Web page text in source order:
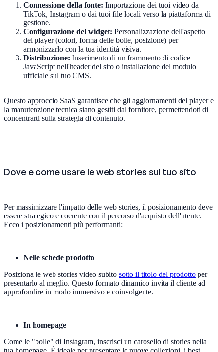
Connessione della fonte: Importazione dei tuoi video da
TikTok, Instagram o dai tuoi file locali verso la piattaforma di
gestione.
Configurazione del widget: Personalizzazione dell'aspetto
del player (colori, forma delle bolle, posizione) per
armonizzarlo con la tua identità visiva.
Distribuzione: Inserimento di un frammento di codice
JavaScript nell'header del sito o installazione del modulo
ufficiale sul tuo CMS.
Questo approccio SaaS garantisce che gli aggiornamenti del player e
la manutenzione tecnica siano gestiti dal fornitore, permettendoti di
concentrarti sulla strategia di contenuto.
Dove e come usare le web stories sul tuo sito
Per massimizzare l'impatto delle web stories, il posizionamento deve
essere strategico e coerente con il percorso d'acquisto dell'utente.
Ecco i posizionamenti più performanti:
Nelle schede prodotto
Posiziona le web stories video subito sotto il titolo del prodotto per
presentarlo al meglio. Questo formato dinamico invita il cliente ad
approfondire in modo immersivo e coinvolgente.
In homepage
Come le "bolle" di Instagram, inserisci un carosello di stories nella